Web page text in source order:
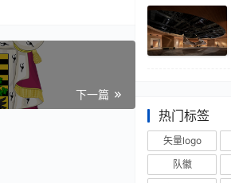
下一篇
热门标签
矢量logo
队徽